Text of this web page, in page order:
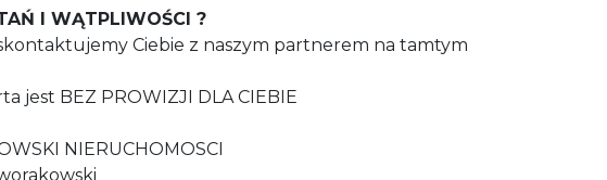
I WĄTPLIWOŚCI ?
Ciebie z naszym partnerem na tamtym
jest BEZ PROWIZJI DLA CIEBIE
NIERUCHOMOSCI